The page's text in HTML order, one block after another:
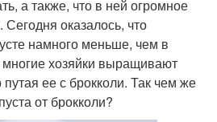
а также, что в ней огромное
оказалось, что
намного меньше, чем в
хозяйки выращивают
путая ее с брокколи. Так чем же
от брокколи?